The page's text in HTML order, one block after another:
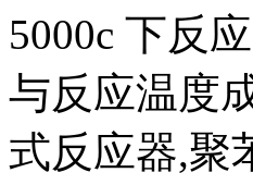
5000c 下反
与反应温度
式反应器,聚